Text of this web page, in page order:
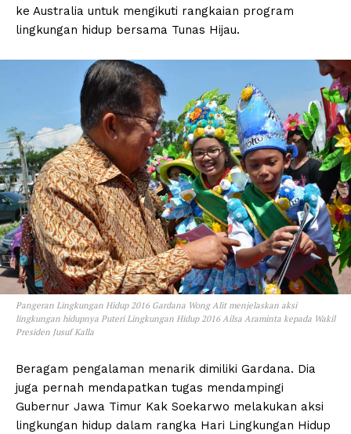
ke Australia untuk mengikuti rangkaian program
lingkungan hidup bersama Tunas Hijau.
Pangeran Lingkungan Hidup 2016 Gardana Wong Alit menjelaskan aksi
lingkungan hidupnya Puteri Lingkungan Hidup 2016 Ailsa Araminta kepada Wakil
Presiden Jusuf Kalla
Beragam pengalaman menarik dimiliki Gardana. Dia
juga pernah mendapatkan tugas mendampingi
Gubernur Jawa Timur Kak Soekarwo melakukan aksi
lingkungan hidup dalam rangka Hari Lingkungan Hidup